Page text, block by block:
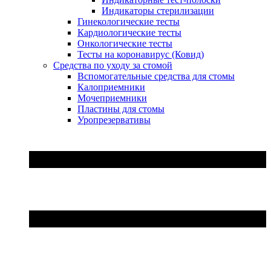
Индикаторы стерилизации
Гинекологические тесты
Кардиологические тесты
Онкологические тесты
Тесты на коронавирус (Ковид)
Средства по уходу за стомой
Вспомогательные средства для стомы
Калоприемники
Мочеприемники
Пластины для стомы
Уропрезервативы